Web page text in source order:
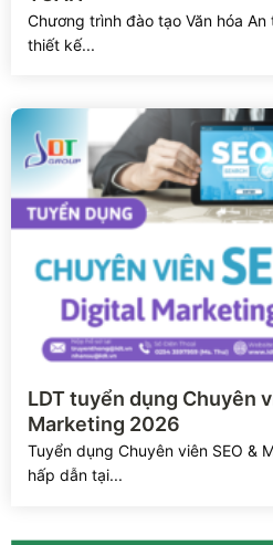
Chương trình đào tạo Văn hóa
thiết kế...
Xem chi tiết
LDT tuyển dụng Chuyên
Marketing 2026
Tuyển dụng Chuyên viên SEO &
hấp dẫn tại...